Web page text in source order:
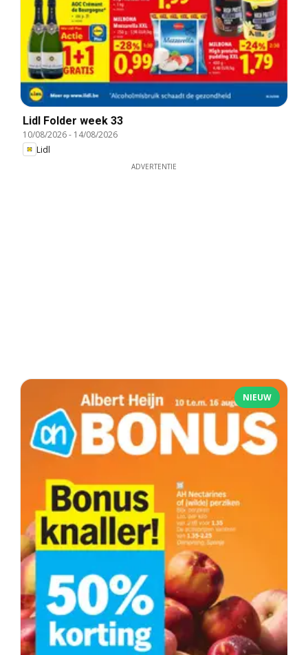
Lidl Folder week 33
10/08/2026- 14/08/2026
Lidl
ADVERTENTIE
NIEUW